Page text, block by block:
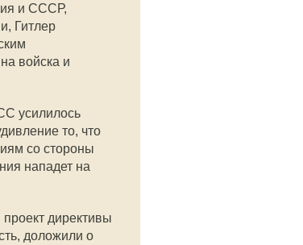
и СССР,
Гитлер
войска и
усилилось
то, что
со стороны
нападет на
директивы
доложили о